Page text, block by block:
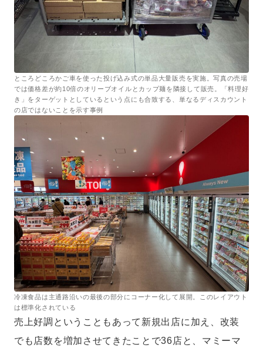
ところどころかご車を使った投げ込み式の単品大量販売を実施。写真の売場
では価格差が約10倍のオリーブオイルとカップ麺を隣接して販売。「料理好
き」をターゲットとしているという点にも合致する、単なるディスカウント
の店ではないことを示す事例
冷凍食品は主通路沿いの最後の部分にコーナー化して展開。このレイアウト
は標準化されている
売上好調ということもあって新規出店に加え、改装
でも店数を増加させてきたことで36店と、マミーマ